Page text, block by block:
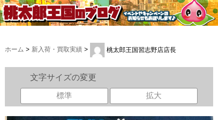
ホーム > 新入荷・買取実績 > 桃太郎王国習志野店店長
文字サイズの変更
標準 拡大